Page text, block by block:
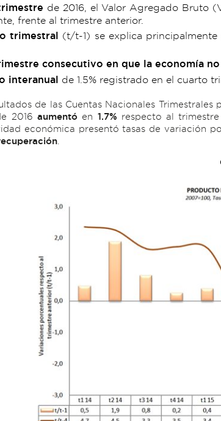
de 2016, el Valor Agregado Bruto
frente al trimestre anterior.
trimestral (t/t-1) se explica
consecutivo en que la economía
interanual de 1.5% registrado en el cuarto
de las Cuentas Nacionales
2016 aumentó en 1.7% respecto al
económica presentó tasas de variación
.